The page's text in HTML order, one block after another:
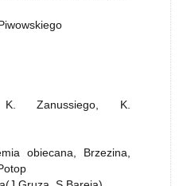
K. Zanussiego, K.
obiecana, Brzezina,